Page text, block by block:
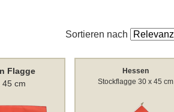
Sortieren nach
Flagge
45 cm
Hessen
Stockflagge 30 x 45 cm